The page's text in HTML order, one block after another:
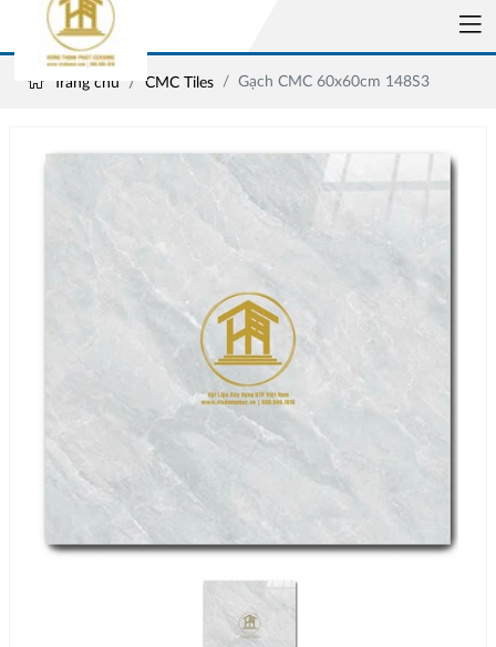
Trang chủ CMC Tiles Gạch CMC 60x60cm 148S3